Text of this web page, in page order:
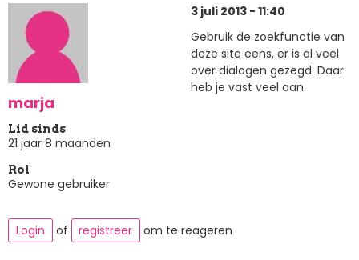
marja
Lid sinds
21 jaar 8 maanden
Rol
Gewone gebruiker
3 juli 2013 - 11:40
Gebruik de zoekfunctie van
deze site eens, er is al veel
over dialogen gezegd. Daar
heb je vast veel aan.
Login of registreer om te reageren